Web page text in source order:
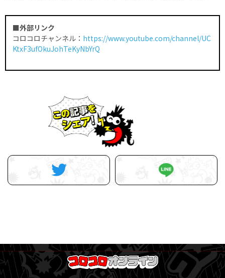
■外部リンク
コロコロチャンネル： https://www.youtube.com/channel/UC
KtxF3ufOkuJohTeKyNbYrQ